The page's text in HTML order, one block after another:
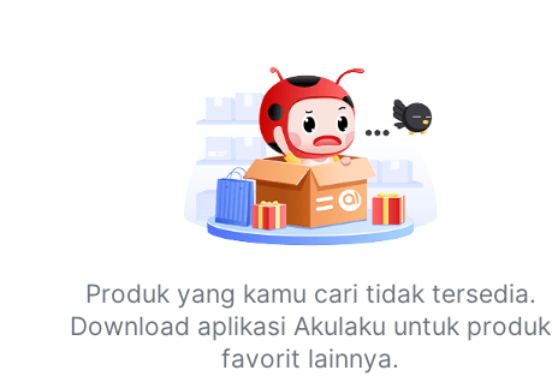
Produk yang kamu cari tidak tersedia.
Download aplikasi Akulaku untuk produk
favorit lainnya.